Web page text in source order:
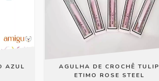
AZUL
AGULHA DE CROCHÊ TULIP
ETIMO ROSE STEEL